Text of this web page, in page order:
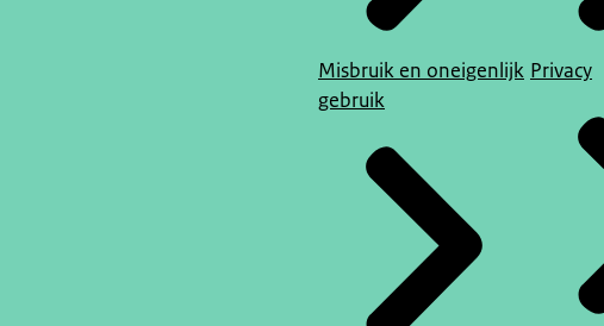
Misbruik en oneigenlijk
gebruik
Privacy